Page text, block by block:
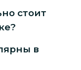
стоит
в